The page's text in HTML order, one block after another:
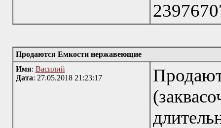
Продаются Емкости нержавеющие
Имя: Василий
Дата: 27.05.2018 21:23:17